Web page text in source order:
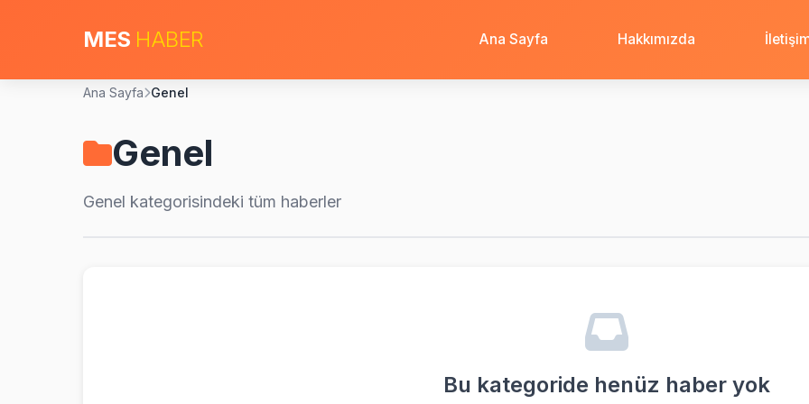
MES HABER Ana Sayfa Hakkımızda
Ana Sayfa Genel
Genel
Genel kategorisindeki tüm haberler
Bu kategoride henüz haber yok